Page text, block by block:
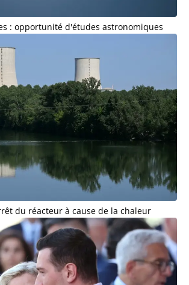
: opportunité d'études astronomiques
du réacteur à cause de la chaleur